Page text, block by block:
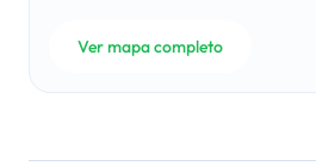
Ver mapa completo